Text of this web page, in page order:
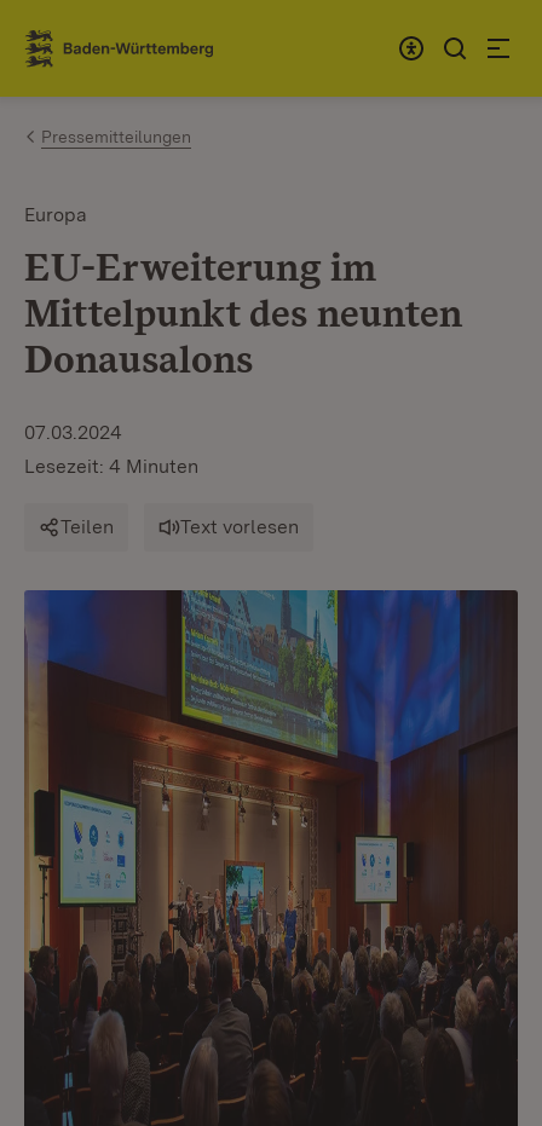
Zum Inhalt springen
Link zur Startseite
Pressemitteilungen
Europa
EU-Erweiterung im
Mittelpunkt des neunten
Donausalons
07.03.2024
Lesezeit: 4 Minuten
Teilen Text vorlesen